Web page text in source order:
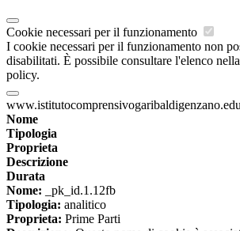
Cookie necessari per il funzionamento
I cookie necessari per il funzionamento non
disabilitati. È possibile consultare l'elenco
policy.
Nome
Tipologia
Proprieta
Descrizione
Durata
Nome: _pk_id.1.12fb
Tipologia: analitico
Proprieta: Prime Parti